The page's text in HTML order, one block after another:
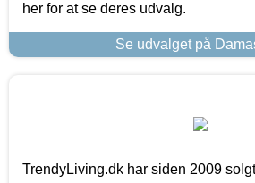
her for at se deres udvalg.
Se udvalget på
TrendyLiving.dk har siden 2009